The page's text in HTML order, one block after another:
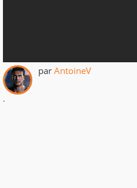
par AntoineV
.